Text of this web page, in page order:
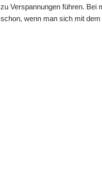
zu Verspannungen führen. Bei
schon, wenn man sich mit